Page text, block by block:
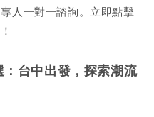
人一對一諮詢。立即點擊
台中出發，探索潮流